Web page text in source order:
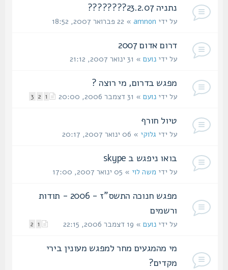
נתניה 23.2.07????????
על ידיamnon» 22 פברואר 2007, 18:52
דרום אדום 2007
על ידינועם » 31 ינואר 2007, 21:12
מפגש בדרום, מי רוצה ?
1
2
3 על ידינועם » 31 דצמבר 2006, 20:00
טיול חורף
על ידיגלוקי » 06 ינואר 2007, 20:17
בואו ניפגש ב skype
על ידימשה לוי» 05 ינואר 2007, 17:00
מפגש חנוכה התשס"ז - 2006 - תודות
ורשמים
2 על ידינועם » 19 דצמבר 2006, 22:15
מי מהמגעים מחר למפגש מעונין בירי
מקדים?